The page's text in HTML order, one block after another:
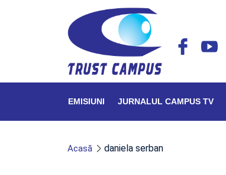
EMISIUNI JURNALUL CAMPUS TV
Acasă daniela serban